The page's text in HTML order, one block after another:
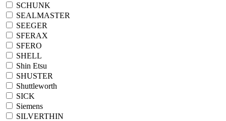
SCHUNK
SEALMASTER
SEEGER
SFERAX
SFERO
SHELL
Shin Etsu
SHUSTER
Shuttleworth
SICK
Siemens
SILVERTHIN